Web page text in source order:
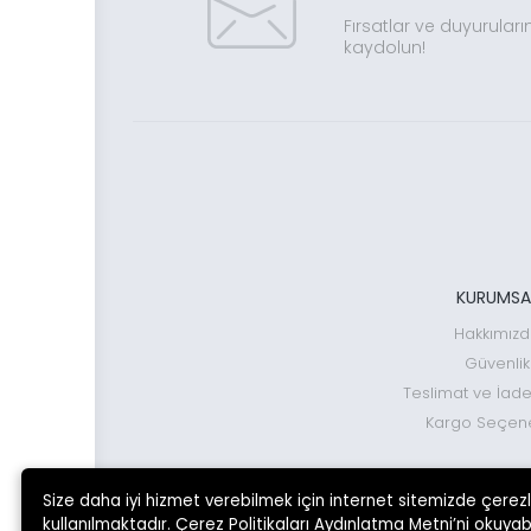
Fırsatlar ve
kaydolun!
Güvenlik
Teslimat ve İade
Kargo
Size daha iyi hizmet verebilmek için internet sitemizde
kullanılmaktadır. Çerez Politikaları Aydınlatma Metni’ni